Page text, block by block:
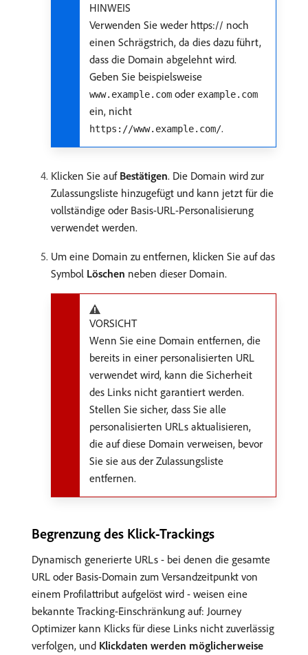
HINWEIS
Verwenden Sie weder https:// noch
einen Schrägstrich, da dies dazu führt,
dass die Domain abgelehnt wird.
Geben Sie beispielsweise
www.example.com oder example.com
ein, nicht
https://www.example.com/.
Klicken Sie auf Bestätigen. Die Domain wird zur
Zulassungsliste hinzugefügt und kann jetzt für die
vollständige oder Basis-URL-Personalisierung
verwendet werden.
Um eine Domain zu entfernen, klicken Sie auf das
Symbol Löschen neben dieser Domain.
VORSICHT
Wenn Sie eine Domain entfernen, die
bereits in einer personalisierten URL
verwendet wird, kann die Sicherheit
des Links nicht garantiert werden.
Stellen Sie sicher, dass Sie alle
personalisierten URLs aktualisieren,
die auf diese Domain verweisen, bevor
Sie sie aus der Zulassungsliste
entfernen.
Begrenzung des Klick-Trackings
Dynamisch generierte URLs - bei denen die gesamte
URL oder Basis-Domain zum Versandzeitpunkt von
einem Profilattribut aufgelöst wird - weisen eine
bekannte Tracking-Einschränkung auf: Journey
Optimizer kann Klicks für diese Links nicht zuverlässig
verfolgen, und Klickdaten werden möglicherweise